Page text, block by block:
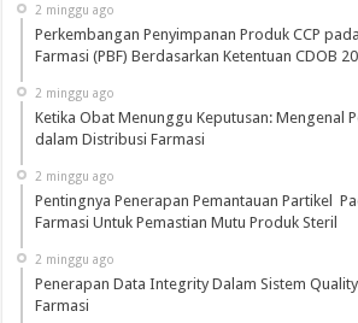
2 minggu ago
Perkembangan Penyimpanan Produk CCP
Farmasi (PBF) Berdasarkan Ketentuan CDOB
2 minggu ago
Ketika Obat Menunggu Keputusan: Mengenal
dalam Distribusi Farmasi
2 minggu ago
Pentingnya Penerapan Pemantauan Partikel
Farmasi Untuk Pemastian Mutu Produk Steril
2 minggu ago
Penerapan Data Integrity Dalam Sistem
Farmasi